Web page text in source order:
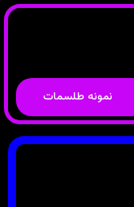
نمونه طلسمات